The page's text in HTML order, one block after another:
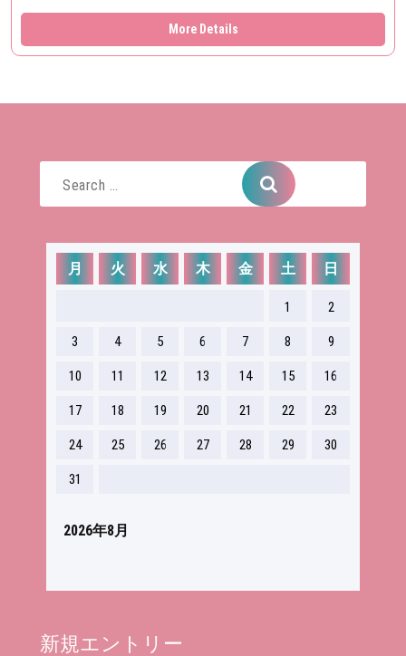
More Details
Search
for:
2026年8月
月 火 水 木 金 土 日
1 2
3 4 5 6 7 8 9
10 11 12 13 14 15 16
17 18 19 20 21 22 23
24 25 26 27 28 29 30
31
新規エントリー